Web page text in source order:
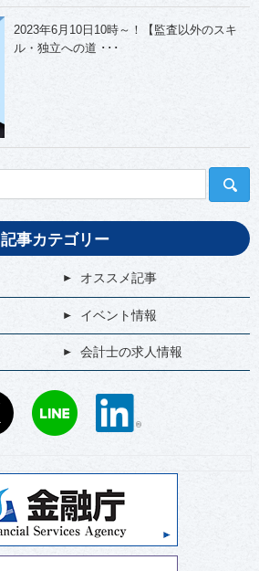
2023年6月10日10時～！【監査以外のスキ
ル・独立への道 ･･･
記事カテゴリー
オススメ記事
イベント情報
会計士の求人情報
LINE